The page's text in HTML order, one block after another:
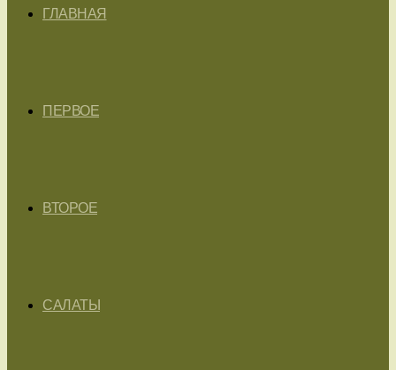
ГЛАВНАЯ
ПЕРВОЕ
ВТОРОЕ
САЛАТЫ